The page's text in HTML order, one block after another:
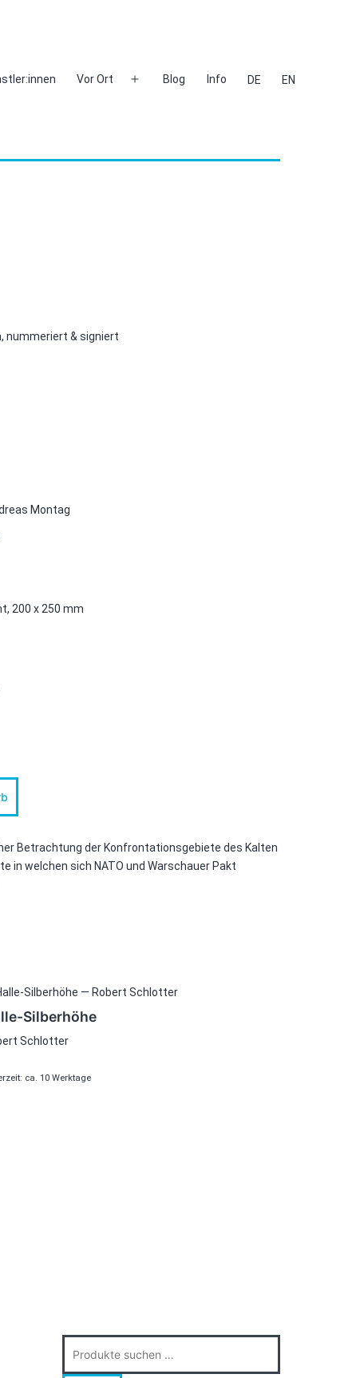
Vor Ort
Menü
Blog Info DE EN
nummeriert & signiert
Montag
200 x 250 mm
Betrachtung der Konfrontationsgebiete des Kalten
in welchen sich NATO und Warschauer Pakt
Silberhöhe
Schlotter
ca. 10 Werktage
nach: